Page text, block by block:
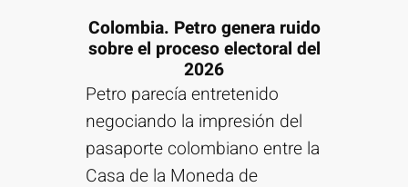
Colombia. Petro genera ruido
sobre el proceso electoral del
2026
Petro parecía entretenido
negociando la impresión del
pasaporte colombiano entre la
Casa de la Moneda de